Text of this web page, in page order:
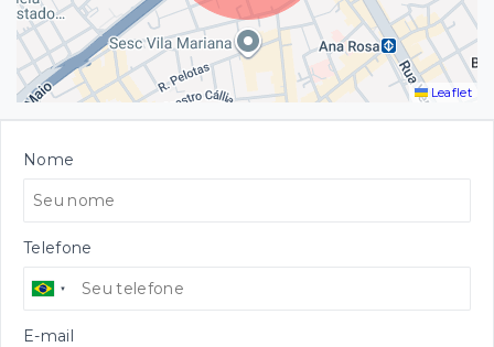
Leaflet
Nome
Telefone
E-mail